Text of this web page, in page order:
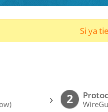
Si ya
› 2